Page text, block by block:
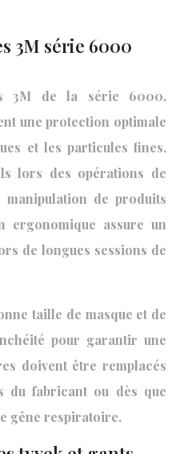
3M série 6000
3M de la série 6000,
une protection optimale
et les particules fines.
lors des opérations de
de produits
ergonomique assure un
de longues sessions de
taille de masque et de
pour garantir une
doivent être remplacés
du fabricant ou dès que
gêne respiratoire.